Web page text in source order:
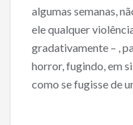
algumas semanas,
ele qualquer
gradativamente – ,
horror, fugindo, em
como se fugisse de